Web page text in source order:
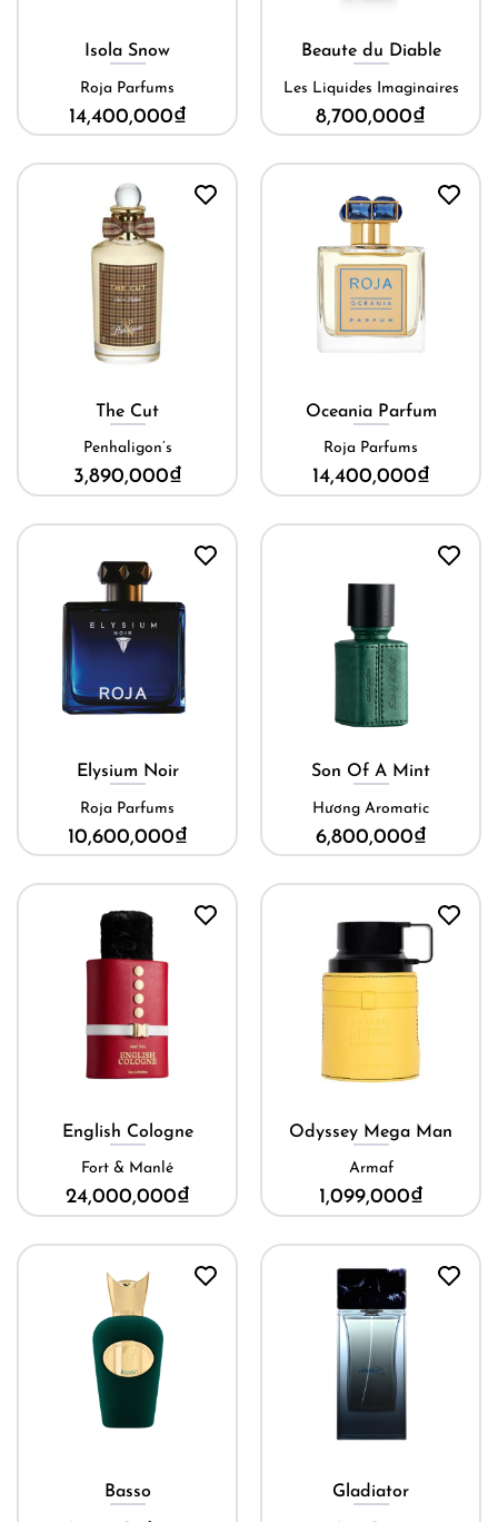
Isola Snow
Roja Parfums
14,400,000₫
Beaute du Diable
Les Liquides Imaginaires
8,700,000₫
The Cut
Penhaligon’s
3,890,000₫
Oceania Parfum
Roja Parfums
14,400,000₫
Elysium Noir
Roja Parfums
10,600,000₫
Son Of A Mint
Hương Aromatic
6,800,000₫
English Cologne
Fort & Manlé
24,000,000₫
Odyssey Mega Man
Armaf
1,099,000₫
Basso Gladiator